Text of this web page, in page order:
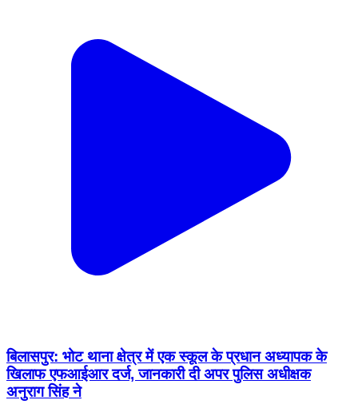
बिलासपुर: भोट थाना क्षेत्र में एक स्कूल के प्रधान अध्यापक के
खिलाफ एफआईआर दर्ज, जानकारी दी अपर पुलिस अधीक्षक
अनुराग सिंह ने